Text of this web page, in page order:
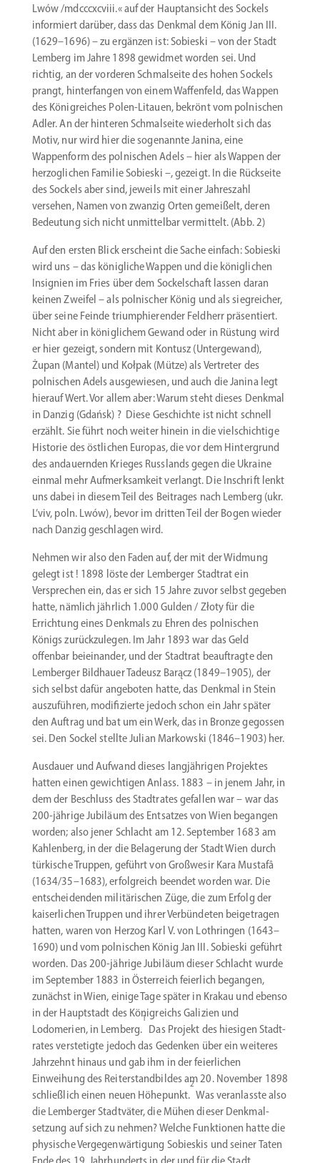
Lwów /mdcccxcviii.« auf der Haupt­an­sicht des Sockels
infor­miert darüber, dass das Denkmal dem König Jan III.
(1629–1696) – zu ergänzen ist: Sobieski – von der Stadt
Lemberg im Jahre 1898 gewidmet worden sei. Und
richtig, an der vorderen Schmal­seite des hohen Sockels
prangt, hinter­fangen von einem Waffenfeld, das Wappen
des König­reiches Polen-Litauen, bekrönt vom polni­schen
Adler. An der hinteren Schmal­seite wiederholt sich das
Motiv, nur wird hier die sogenannte Janina, eine
Wappenform des polni­schen Adels – hier als Wappen der
herzog­lichen Familie Sobieski –, gezeigt. In die Rückseite
des Sockels aber sind, jeweils mit einer Jahreszahl
versehen, Namen von zwanzig Orten gemeißelt, deren
Bedeutung sich nicht unmit­telbar vermittelt. (Abb. 2)
Auf den ersten Blick erscheint die Sache einfach: Sobieski
wird uns – das könig­liche Wappen und die könig­lichen
Insignien im Fries über dem Sockel­schaft lassen daran
keinen Zweifel – als polni­scher König und als siegreicher,
über seine Feinde trium­phie­render Feldherr präsen­tiert.
Nicht aber in könig­lichem Gewand oder in Rüstung wird
er hier gezeigt, sondern mit Kontusz (Unter­gewand),
Żupan (Mantel) und Kołpak (Mütze) als Vertreter des
polni­schen Adels ausge­wiesen, und auch die Janina legt
hierauf Wert. Vor allem aber: Warum steht dieses Denkmal
in Danzig (Gdańsk) ? Diese Geschichte ist nicht schnell
erzählt. Sie führt noch weiter hinein in die vielschichtige
Historie des östlichen Europas, die vor dem Hinter­grund
des andau­ernden Krieges Russlands gegen die Ukraine
einmal mehr Aufmerk­samkeit verlangt. Die Inschrift lenkt
uns dabei in diesem Teil des Beitrages nach Lemberg (ukr.
L’viv, poln. Lwów), bevor im dritten Teil der Bogen wieder
nach Danzig geschlagen wird.
Nehmen wir also den Faden auf, der mit der Widmung
gelegt ist ! 1898 löste der Lemberger Stadtrat ein
Versprechen ein, das er sich 15 Jahre zuvor selbst gegeben
hatte, nämlich jährlich 1.000 Gulden / Złoty für die
Errichtung eines Denkmals zu Ehren des polni­schen
Königs zurück­zu­legen. Im Jahr 1893 war das Geld
offenbar beiein­ander, und der Stadtrat beauf­tragte den
Lemberger Bildhauer Tadeusz Barącz (1849–1905), der
sich selbst dafür angeboten hatte, das Denkmal in Stein
auszu­führen, modifi­zierte jedoch schon ein Jahr später
den Auftrag und bat um ein Werk, das in Bronze gegossen
sei. Den Sockel stellte Julian Markowski (1846–1903) her.
Ausdauer und Aufwand dieses langjäh­rigen Projektes
hatten einen gewich­tigen Anlass. 1883 – in jenem Jahr, in
dem der Beschluss des Stadt­rates gefallen war – war das
200-jährige Jubiläum des Entsatzes von Wien begangen
worden; also jener Schlacht am 12. September 1683 am
Kahlenberg, in der die Belagerung der Stadt Wien durch
türkische Truppen, geführt von Großwesir Kara Mustafâ
(1634/35–1683), erfolg­reich beendet worden war. Die
entschei­denden militä­ri­schen Züge, die zum Erfolg der
kaiser­lichen Truppen und ihrer Verbün­deten beigetragen
hatten, waren von Herzog Karl V. von Lothringen (1643–
1690) und vom polni­schen König Jan III. Sobieski geführt
worden. Das 200-jährige Jubiläum dieser Schlacht wurde
im September 1883 in Öster­reich feierlich begangen,
zunächst in Wien, einige Tage später in Krakau und ebenso
in der Haupt­stadt des König­reichs Galizien und
Lodomerien, in Lemberg.
1
Das Projekt des hiesigen Stadt­
rates verste­tigte jedoch das Gedenken über ein weiteres
Jahrzehnt hinaus und gab ihm in der feier­lichen
Einweihung des Reiter­stand­bildes am 20. November 1898
schließlich einen neuen Höhepunkt.
2
Was veran­lasste also
die Lemberger Stadt­väter, die Mühen dieser Denkmal­
setzung auf sich zu nehmen? Welche Funktionen hatte die
physische Verge­gen­wär­tigung Sobieskis und seiner Taten